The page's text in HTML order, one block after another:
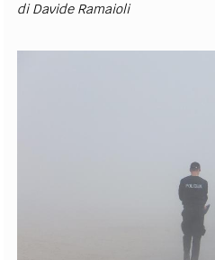
diDavide Ramaioli